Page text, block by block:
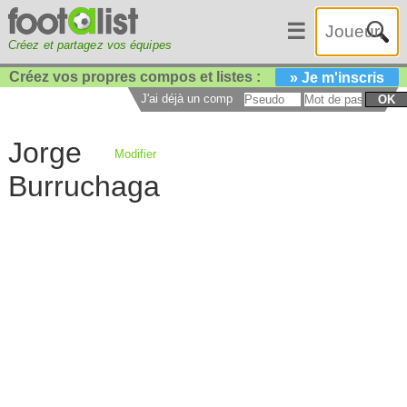
Créez et partagez vos équipes
☰
Créez vos propres compos et listes : » Je m'inscris
J'ai déjà un compte : OK
Jorge
Burruchaga
Modifier